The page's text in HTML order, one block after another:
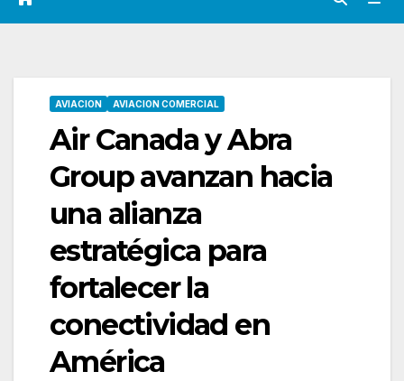
AVIACION AVIACION COMERCIAL
Air Canada y Abra
Group avanzan hacia
una alianza
estratégica para
fortalecer la
conectividad en
América